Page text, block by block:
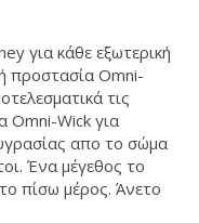
για κάθε εξωτερική
προστασία Omni-
τις
Omni-Wick για
απο το σώμα
Ένα μέγεθος το
πίσω μέρος. Άνετο